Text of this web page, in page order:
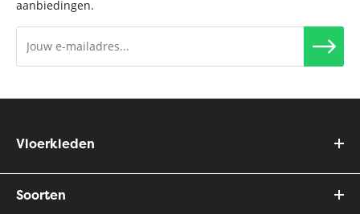
aanbiedingen.
Vloerkleden
Soorten